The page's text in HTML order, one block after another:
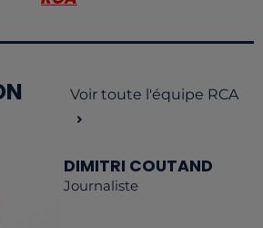
Voir toute l'équipe RCA
DIMITRI COUTAND
Journaliste